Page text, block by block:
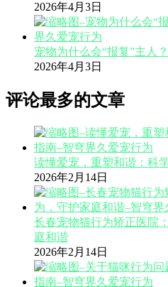
2026年4月3日
宠物为什么会“报复”主人
2026年4月3日
评论最多的文章
读懂爱宠，重塑和谐：科
2026年2月14日
长春宠物猫行为矫正医院
庭和谐
2026年2月14日